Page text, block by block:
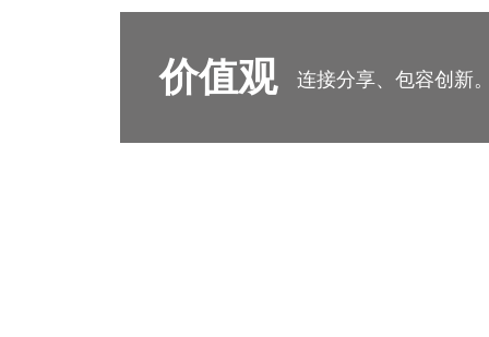
价值观 连接分享、包容创新